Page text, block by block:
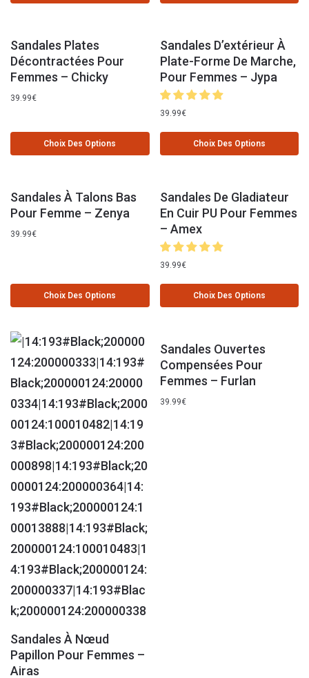
Sandales Plates
Décontractées Pour
Femmes – Chicky
39.99€
Choix Des Options
Sandales D’extérieur À
Plate-Forme De Marche,
Pour Femmes – Jypa
39.99€
Choix Des Options
Sandales À Talons Bas
Pour Femme – Zenya
39.99€
Choix Des Options
Sandales De Gladiateur
En Cuir PU Pour Femmes
– Amex
39.99€
Choix Des Options
Sandales À Nœud
Papillon Pour Femmes –
Airas
Sandales Ouvertes
Compensées Pour
Femmes – Furlan
39.99€